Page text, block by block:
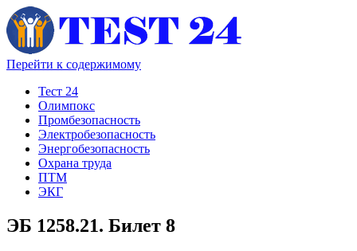
Перейти к содержимому
Тест 24
Олимпокс
Промбезопасность
Электробезопасность
Энергобезопасность
Охрана труда
ПТМ
ЭКГ
ЭБ 1258.21. Билет 8